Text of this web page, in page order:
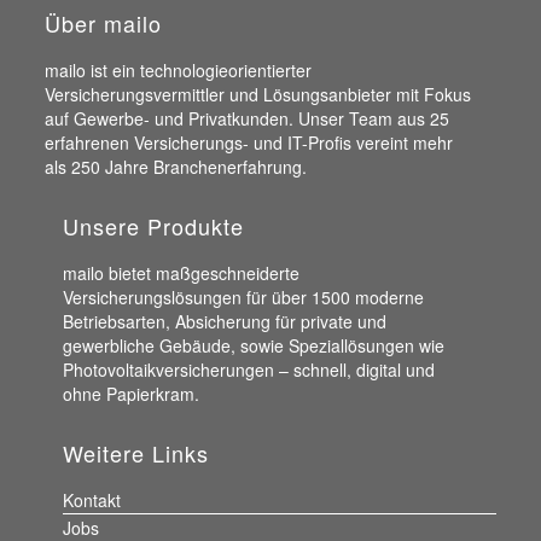
Über mailo
mailo ist ein technologieorientierter
Versicherungsvermittler und Lösungsanbieter mit Fokus
auf Gewerbe- und Privatkunden. Unser Team aus 25
erfahrenen Versicherungs- und IT-Profis vereint mehr
als 250 Jahre Branchenerfahrung.
Unsere Produkte
mailo bietet maßgeschneiderte
Versicherungslösungen für über 1500 moderne
Betriebsarten, Absicherung für private und
gewerbliche Gebäude, sowie Speziallösungen wie
Photovoltaikversicherungen – schnell, digital und
ohne Papierkram.
Weitere Links
Kontakt
Jobs